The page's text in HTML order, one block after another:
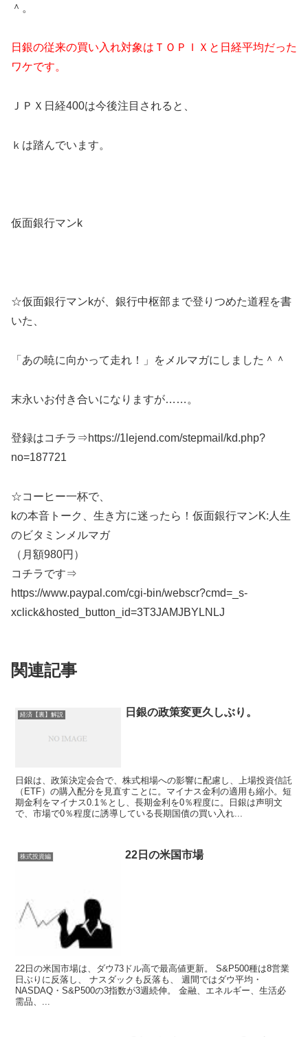
＾。
日銀の従来の買い入れ対象はＴＯＰＩＸと日経平均だった
ワケです。
ＪＰＸ日経400は今後注目されると、
ｋは踏んでいます。
仮面銀行マンk
☆仮面銀行マンkが、銀行中枢部まで登りつめた道程を書
いた、
「あの暁に向かって走れ！」をメルマガにしました＾＾
末永いお付き合いになりますが……。
登録はコチラ⇒https://1lejend.com/stepmail/kd.php?
no=187721
☆コーヒー一杯で、
kの本音トーク、生き方に迷ったら！仮面銀行マンK:人生
のビタミンメルマガ
（月額980円）
コチラです⇒
https://www.paypal.com/cgi-bin/webscr?cmd=_s-
xclick&hosted_button_id=3T3JAMJBYLNLJ
関連記事
経済【裏】解説 日銀の政策変更久しぶり。
日銀は、政策決定会合で、株式相場への影響に配慮し、上場投資信託
（ETF）の購入配分を見直すことに。マイナス金利の適用も縮小。短
期金利をマイナス0.1％とし、長期金利を0％程度に。日銀は声明文
で、市場で0％程度に誘導している長期国債の買い入れ...
株式投資編 22日の米国市場
22日の米国市場は、ダウ73ドル高で最高値更新。 S&P500種は8営業
日ぶりに反落し、 ナスダックも反落も、 週間ではダウ平均・
NASDAQ・S&P500の3指数が3週続伸。 金融、エネルギー、生活必
需品、...